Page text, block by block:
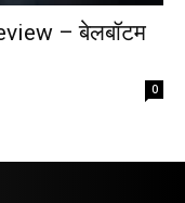
– बेलबॉटम
0